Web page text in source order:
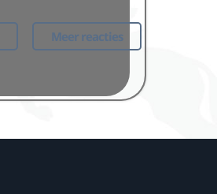
Meer reacties